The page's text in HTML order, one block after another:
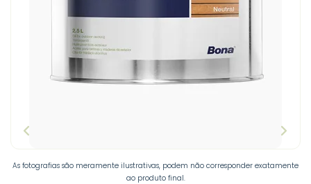
As fotografias são meramente ilustrativas, podem não corresponder exatamente
ao produto final.